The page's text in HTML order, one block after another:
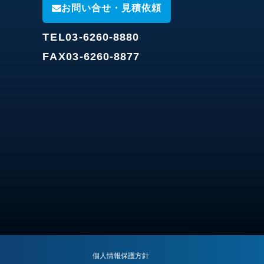
お問い合せ・見積依頼
TEL03-6260-8880
FAX03-6260-8877
個人情報保護方針